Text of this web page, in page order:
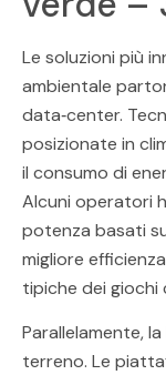
Le soluzioni più
ambientale
data‑center.
posizionate in
il consumo di
Alcuni operatori
potenza basati
migliore
tipiche dei giochi
Parallelamente,
terreno. Le